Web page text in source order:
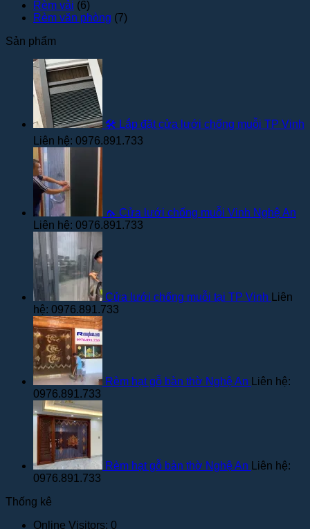
Rèm vải (6)
Rèm văn phòng (7)
Sản phẩm
🛠️ Lắp đặt cửa lưới chống muỗi TP Vinh
Liên hệ: 0976.891.733
🦟 Cửa lưới chống muỗi Vinh Nghệ An
Liên hệ: 0976.891.733
Cửa lưới chống muỗi tại TP Vinh
Liên
hệ: 0976.891.733
Rèm hạt gỗ bàn thờ Nghệ An
Liên hệ:
0976.891.733
Rèm hạt gỗ bàn thờ Nghệ An
Liên hệ:
0976.891.733
Thống kê
Online Visitors: 0